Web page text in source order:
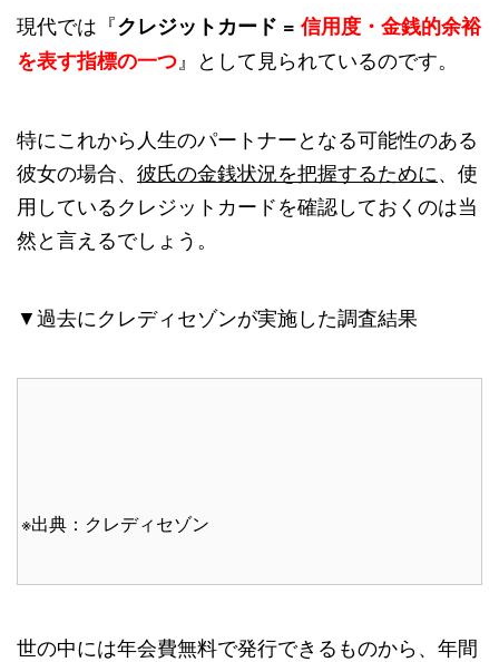
現代では『クレジットカード = 信用度・金銭的余裕
を表す指標の一つ』として見られているのです。
特にこれから人生のパートナーとなる可能性のある
彼女の場合、 彼氏の金銭状況を把握するために、使
用しているクレジットカードを確認しておくのは当
然と言えるでしょう。
▼過去にクレディセゾンが実施した調査結果
※出典：クレディセゾン
世の中には年会費無料で発行できるものから、年間